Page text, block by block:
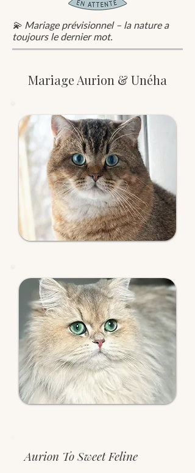
💫 Mariage prévisionnel – la nature a
toujours le dernier mot.
Mariage Aurion & Unéha
Aurion To Sweet Feline